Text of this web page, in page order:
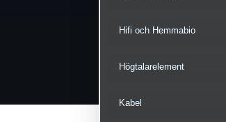
Hifi och Hemmabio
Högtalarelement
Kabel